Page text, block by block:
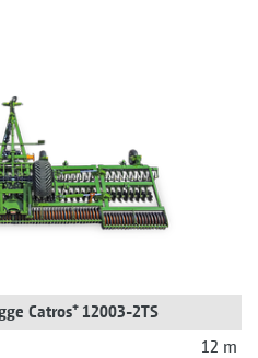
Catros⁺ 12003-2TS
12 m